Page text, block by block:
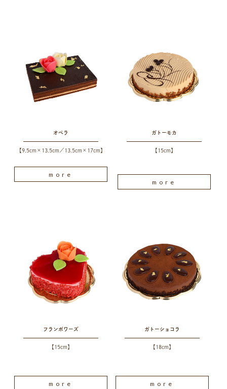
オペラ
【9.5cm×13.5cm／13.5cm×17cm】
more
ガトーモカ
【15cm】
more
フランボワーズ
【15cm】
more
ガトーショコラ
【18cm】
more